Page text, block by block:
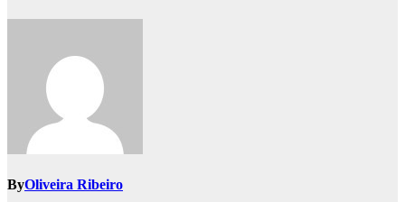
ByOliveira Ribeiro